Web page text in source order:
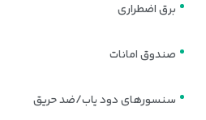
برق اضطراری
صندوق امانات
سنسورهای دود یاب/ضد حریق